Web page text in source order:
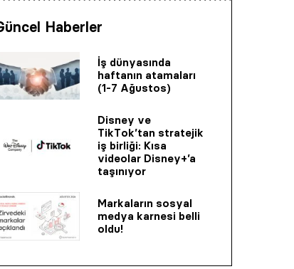
Haberler
İş dünyasında
haftanın atamaları
(1-7 Ağustos)
Disney ve
TikTok’tan stratejik
iş birliği: Kısa
videolar Disney+’a
taşınıyor
Markaların sosyal
medya karnesi belli
oldu!